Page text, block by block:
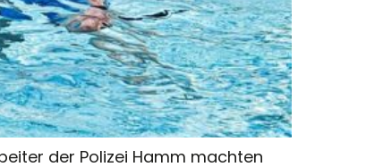
der Polizei Hamm machten